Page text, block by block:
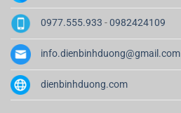
0977.555.933 -0982424109
info.dienbinhduong@gmail.com
dienbinhduong.com